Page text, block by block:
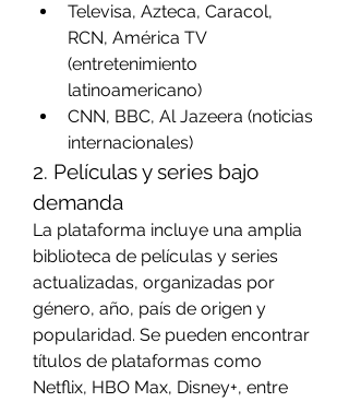
Televisa, Azteca, Caracol,
RCN, América TV
(entretenimiento
latinoamericano)
CNN, BBC, Al Jazeera (noticias
internacionales)
2. Películas y series bajo
demanda
La plataforma incluye una amplia
biblioteca de películas y series
actualizadas, organizadas por
género, año, país de origen y
popularidad. Se pueden encontrar
títulos de plataformas como
Netflix, HBO Max, Disney+, entre